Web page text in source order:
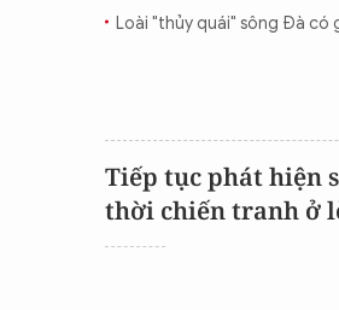
Loài "thủy quái" sông Đà có
Tiếp tục phát hiện
thời chiến tranh ở